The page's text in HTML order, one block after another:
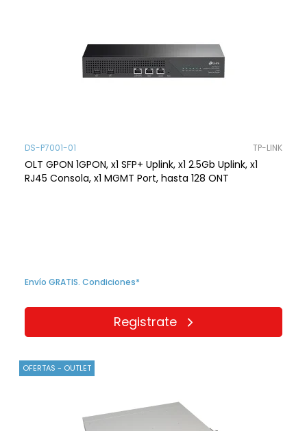
DS-P7001-01 TP-LINK
OLT GPON 1GPON, x1 SFP+ Uplink, x1 2.5Gb Uplink, x1
RJ45 Consola, x1 MGMT Port, hasta 128 ONT
Envío GRATIS. Condiciones*
Registrate
OFERTAS - OUTLET